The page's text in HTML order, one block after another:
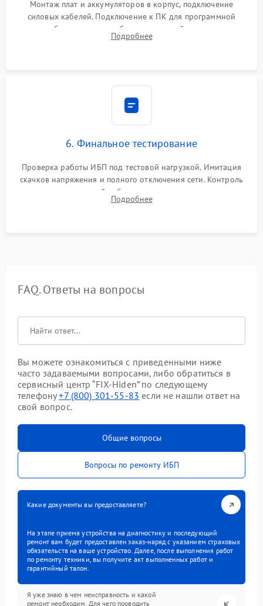
Монтаж плат и аккумуляторов в корпус, подключение
силовых кабелей. Подключение к ПК для программной
калибровки констант батареи, настройки порогов
срабатывания AVR и сброса счетчиков старения АКБ.
Подробнее
6. Финальное тестирование
Проверка работы ИБП под тестовой нагрузкой. Имитация
скачков напряжения и полного отключения сети. Контроль
времени автономной работы, температурного режима и
корректности формы выходного сигнала.
Подробнее
FAQ. Ответы на вопросы
Вы можете ознакомиться с приведенными ниже
часто задаваемыми вопросами, либо обратиться в
сервисный центр “FIX-Hiden” по следующему
телефону+7 (800) 301-55-83 если не нашли ответ на
свой вопрос.
Общие вопросы
Вопросы по ремонту ИБП
Какие документы вы предоставляете?
На этапе приема устройства на диагностику и последующий
ремонт вам будет предоставлен заказ-наряд с указанием страховых
обязательств на ваше устройство. Далее, после выполнения работ
по ремонту техники, вы получите акт выполненных работ и
гарантийный талон.
Я уже знаю в чем неисправность и какой
ремонт необходим. Для чего проводить